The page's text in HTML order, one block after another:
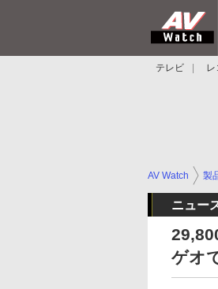
テレビ レ
AV Watch 製
ニュー
ゲオ